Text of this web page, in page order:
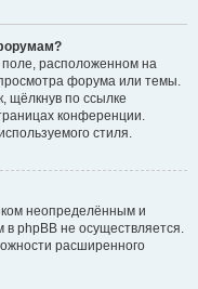
поле, расположенном на
форума или темы.
щёлкнув по ссылке
конференции.
стиля.
неопределённым и
в phpBB не осуществляется.
расширенного